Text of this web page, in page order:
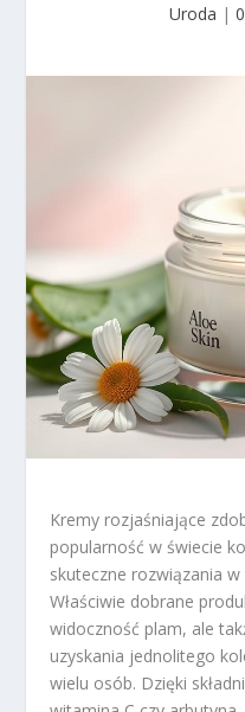
Uroda | 0
Kremy rozjaśniające
popularność w świecie
skuteczne rozwiązania
Właściwie dobrane
widoczność plam, ale
uzyskania jednolitego
wielu osób. Dzięki